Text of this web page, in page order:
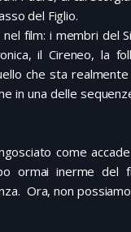
del Figlio.
film: i membri del
il Cireneo, la
che sta realmente
in una delle
come
ormai inerme del
Ora, non